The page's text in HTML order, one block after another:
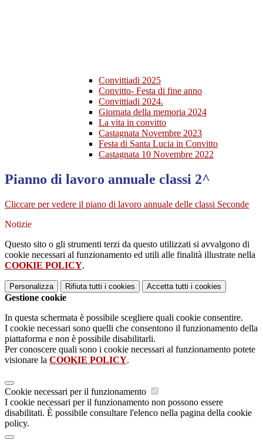
Convittiadi 2025
Convitto- Festa di fine anno
Convittiadi 2024.
Giornata della memoria 2024
La vita in convitto
Castagnata Novembre 2023
Festa di Santa Lucia in Convitto
Castagnata 10 Novembre 2022
Pianno di lavoro annuale classi 2^
Cliccare per vedere il piano di lavoro annuale delle classi Seconde
Notizie
Questo sito o gli strumenti terzi da questo utilizzati si avvalgono di
cookie necessari al funzionamento ed utili alle finalità illustrate nella
COOKIE POLICY.
Personalizza Rifiuta tutti i cookies Accetta tutti i cookies
Gestione cookie
In questa schermata è possibile scegliere quali cookie consentire.
I cookie necessari sono quelli che consentono il funzionamento della
piattaforma e non è possibile disabilitarli.
Per conoscere quali sono i cookie necessari al funzionamento potete
visionare la COOKIE POLICY.
Cookie necessari per il funzionamento
I cookie necessari per il funzionamento non possono essere
disabilitati. È possibile consultare l'elenco nella pagina della cookie
policy.